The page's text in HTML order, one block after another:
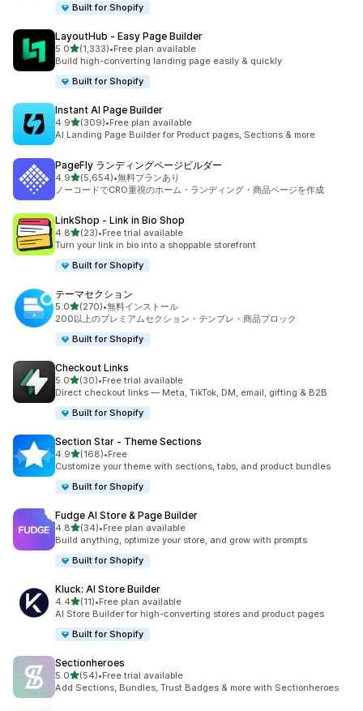
Built for Shopify
LayoutHub ‑ Easy Page Builder
5.05つ星中
(1,333)
合計レビュー数：1333件
•Free plan available
Build high-converting landing page easily & quickly
Built for Shopify
Instant AI Page Builder
4.95つ星中
(309)
合計レビュー数：309件
•Free plan available
AI Landing Page Builder for Product pages, Sections & more
PageFly ランディングページビルダー
4.95つ星中
(5,654)
合計レビュー数：5654件
•無料プランあり
ノーコードでCRO重視のホーム・ランディング・商品ページを作成
LinkShop ‑ Link in Bio Shop
4.85つ星中
(23)
合計レビュー数：23件
•Free trial available
Turn your link in bio into a shoppable storefront
Built for Shopify
テーマセクション
5.05つ星中
(270)
合計レビュー数：270件
•無料インストール
200以上のプレミアムセクション・テンプレ・商品ブロック
Built for Shopify
Checkout Links
5.05つ星中
(30)
合計レビュー数：30件
•Free trial available
Direct checkout links — Meta, TikTok, DM, email, gifting & B2B
Built for Shopify
Section Star ‑ Theme Sections
4.95つ星中
(168)
合計レビュー数：168件
•Free
Customize your theme with sections, tabs, and product bundles
Built for Shopify
Fudge AI Store & Page Builder
4.85つ星中
(34)
合計レビュー数：34件
•Free plan available
Build anything, optimize your store, and grow with prompts
Built for Shopify
Kluck: AI Store Builder
4.45つ星中
(11)
合計レビュー数：11件
•Free plan available
AI Store Builder for high-converting stores and product pages
Built for Shopify
Sectionheroes
5.05つ星中
(54)
合計レビュー数：54件
•Free trial available
Add Sections, Bundles, Trust Badges & more with Sectionheroes